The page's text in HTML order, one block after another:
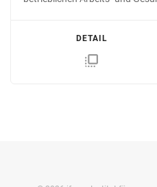
DETAIL
flip_to_front